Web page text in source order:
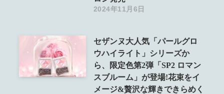
2024年11月6日
セザンヌ大人気「パールグロ
ウハイライト」シリーズか
ら、限定色第2弾「SP2 ロマン
スブルーム」が登場!花束をイ
メージ&贅沢な輝きできらめく